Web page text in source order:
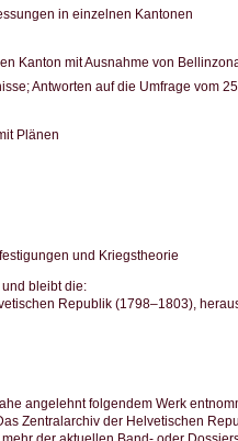
in einzelnen Kantonen
Kanton mit Ausnahme von
Antworten auf die Umfrage vom
Plänen
und Kriegstheorie
bleibt die:
Republik (1798–1803),
angelehnt folgendem Werk
Zentralarchiv der Helvetischen